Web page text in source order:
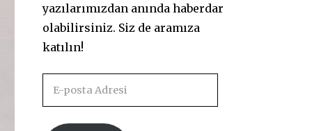
yazılarımızdan anında haberdar
olabilirsiniz. Siz de aramıza
katılın!
Adresi